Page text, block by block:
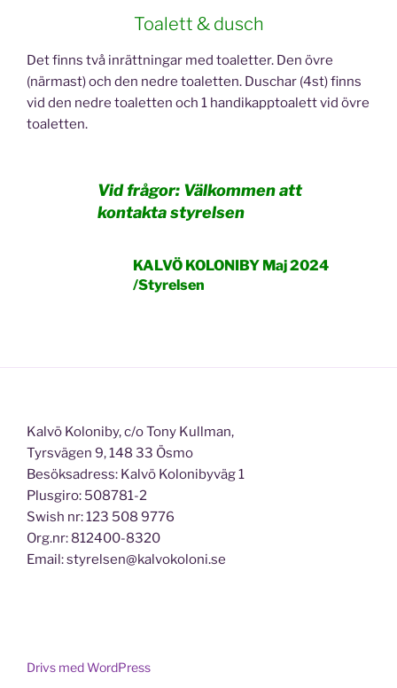
Toalett & dusch
Det finns två inrättningar med toaletter. Den övre
(närmast) och den nedre toaletten. Duschar (4st) finns
vid den nedre toaletten och 1 handikapptoalett vid övre
toaletten.
Vid frågor: Välkommen att
kontakta styrelsen
KALVÖ KOLONIBY Maj 2024
/Styrelsen
Kalvö Koloniby, c/o Tony Kullman,
Tyrsvägen 9, 148 33 Ösmo
Besöksadress: Kalvö Kolonibyväg 1
Plusgiro: 508781-2
Swish nr: 123 508 9776
Org.nr: 812400-8320
Email: styrelsen@kalvokoloni.se
Drivs med WordPress